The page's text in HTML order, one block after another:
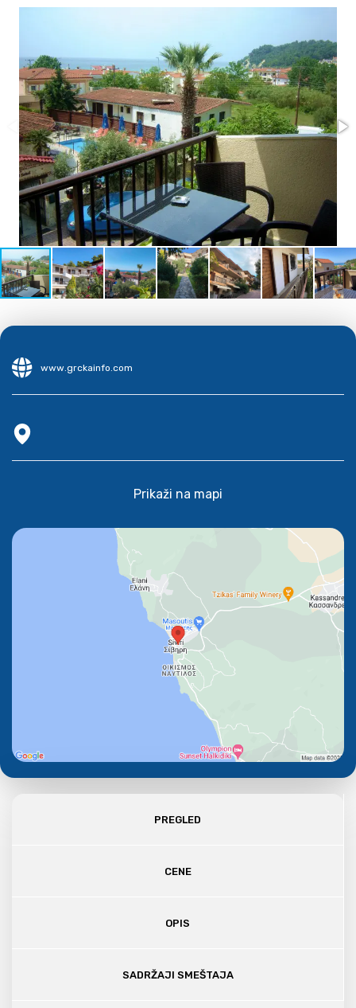
www.grckainfo.com
Prikaži na mapi
PREGLED
CENE
OPIS
SADRŽAJI SMEŠTAJA